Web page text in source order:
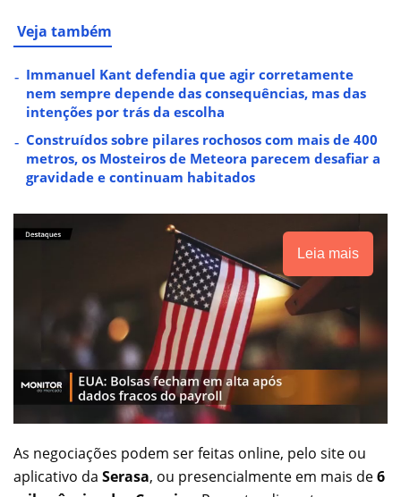
Veja também
Immanuel Kant defendia que agir corretamente
nem sempre depende das consequências, mas das
intenções por trás da escolha
Construídos sobre pilares rochosos com mais de 400
metros, os Mosteiros de Meteora parecem desafiar a
gravidade e continuam habitados
Leia mais
As negociações podem ser feitas online, pelo site ou
aplicativo da Serasa, ou presencialmente em mais de6